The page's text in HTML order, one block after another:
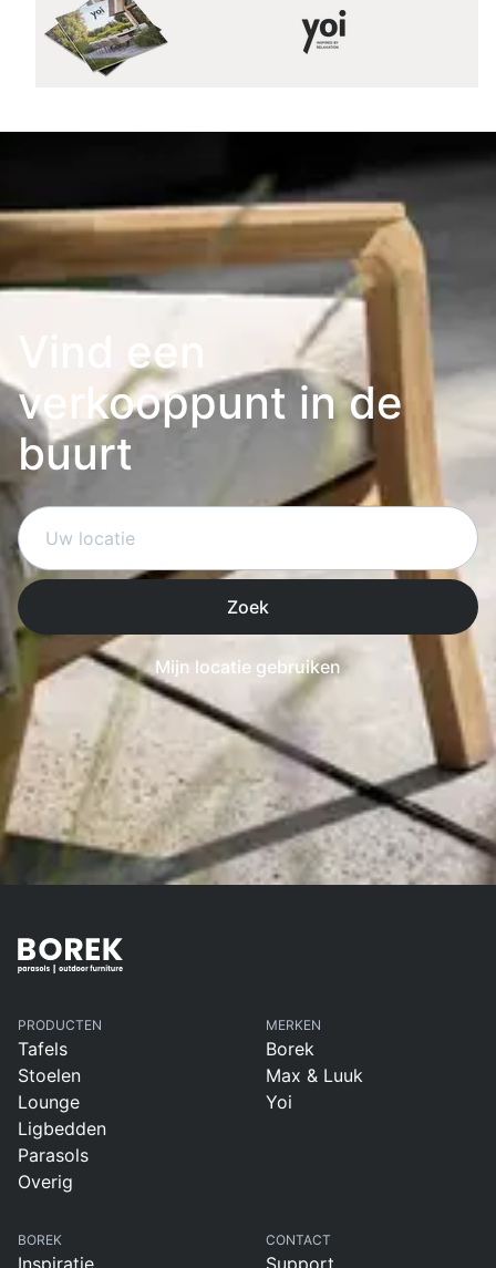
Vind een
verkooppunt in de
buurt
Zoek
Mijn locatie gebruiken
PRODUCTEN
Tafels
Stoelen
Lounge
Ligbedden
Parasols
Overig
MERKEN
Borek
Max & Luuk
Yoi
BOREK
Inspiratie
CONTACT
Support